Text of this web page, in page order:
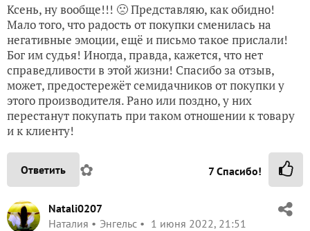
Ксень, ну вообще!!! 🙁 Представляю, как обидно!
Мало того, что радость от покупки сменилась на
негативные эмоции, ещё и письмо такое прислали!
Бог им судья! Иногда, правда, кажется, что нет
справедливости в этой жизни! Спасибо за отзыв,
может, предостережёт семидачников от покупки у
этого производителя. Рано или поздно, у них
перестанут покупать при таком отношении к товару
и к клиенту!
Ответить ✿ 7Спасибо!
Natali0207
Наталия
Энгельс 1 июня 2022, 21:51